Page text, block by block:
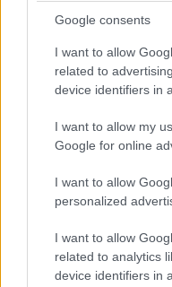
Google consents
I want to allow
related to
device identifiers in
I want to allow my
Google for online
I want to allow
personalized
I want to allow
related to analytics
device identifiers in
«Μυστική» εξόρμηση
Παντζόπουλο